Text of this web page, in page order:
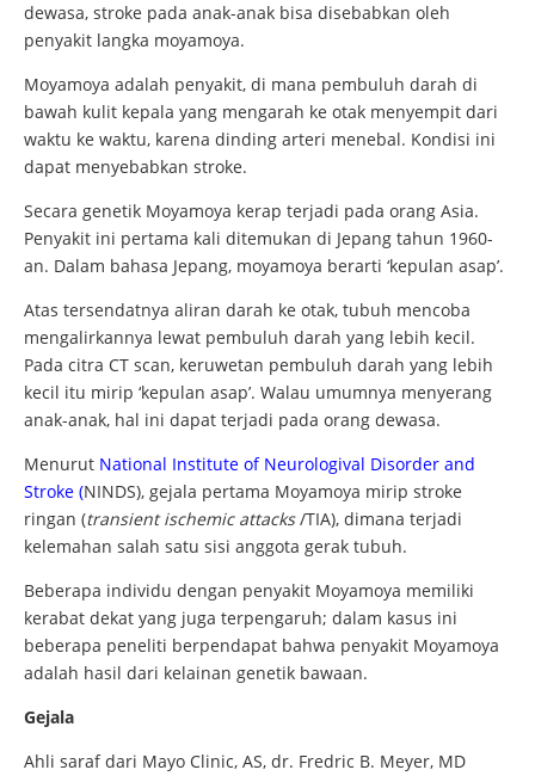
dewasa, stroke pada anak-anak bisa disebabkan oleh
penyakit langka moyamoya.
Moyamoya adalah penyakit, di mana pembuluh darah di
bawah kulit kepala yang mengarah ke otak menyempit dari
waktu ke waktu, karena dinding arteri menebal. Kondisi ini
dapat menyebabkan stroke.
Secara genetik Moyamoya kerap terjadi pada orang Asia.
Penyakit ini pertama kali ditemukan di Jepang tahun 1960-
an. Dalam bahasa Jepang, moyamoya berarti ‘kepulan asap’.
Atas tersendatnya aliran darah ke otak, tubuh mencoba
mengalirkannya lewat pembuluh darah yang lebih kecil.
Pada citra CT scan, keruwetan pembuluh darah yang lebih
kecil itu mirip ‘kepulan asap’. Walau umumnya menyerang
anak-anak, hal ini dapat terjadi pada orang dewasa.
Menurut National Institute of Neurologival Disorder and
Stroke (NINDS), gejala pertama Moyamoya mirip stroke
ringan (transient ischemic attacks/TIA), dimana terjadi
kelemahan salah satu sisi anggota gerak tubuh.
Beberapa individu dengan penyakit Moyamoya memiliki
kerabat dekat yang juga terpengaruh; dalam kasus ini
beberapa peneliti berpendapat bahwa penyakit Moyamoya
adalah hasil dari kelainan genetik bawaan.
Gejala
Ahli saraf dari Mayo Clinic, AS, dr. Fredric B. Meyer, MD